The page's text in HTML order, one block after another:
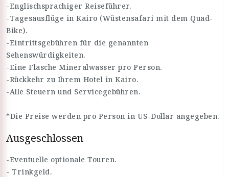
-Englischsprachiger Reiseführer.
-Tagesausflüge in Kairo (Wüstensafari mit dem Quad-
Bike).
-Eintrittsgebühren für die genannten
Sehenswürdigkeiten.
-Eine Flasche Mineralwasser pro Person.
-Rückkehr zu Ihrem Hotel in Kairo.
-Alle Steuern und Servicegebühren.
*Die Preise werden pro Person in US-Dollar angegeben.
Ausgeschlossen
-Eventuelle optionale Touren.
- Trinkgeld.